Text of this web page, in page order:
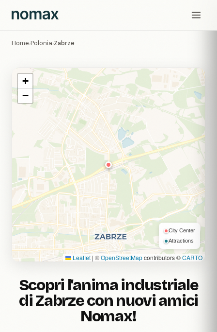
Home›Polonia›Zabrze
Scopri l'anima industriale
di Zabrze con nuovi amici
Nomax!
+
−
City Center
Attractions
Leaflet | ©OpenStreetMapcontributors ©CARTO